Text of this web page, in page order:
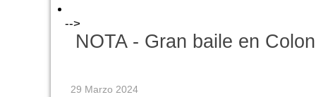
-->
NOTA - Gran baile en
29 Marzo 2024